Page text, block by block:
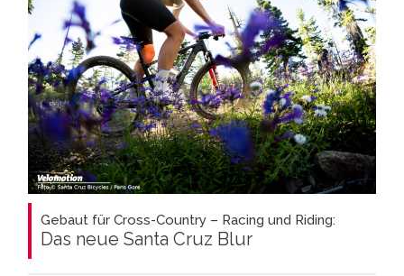
Gebaut für Cross-Country – Racing und Riding:
Das neue Santa Cruz Blur